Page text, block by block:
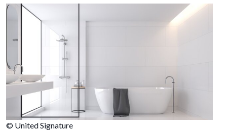
© United Signature